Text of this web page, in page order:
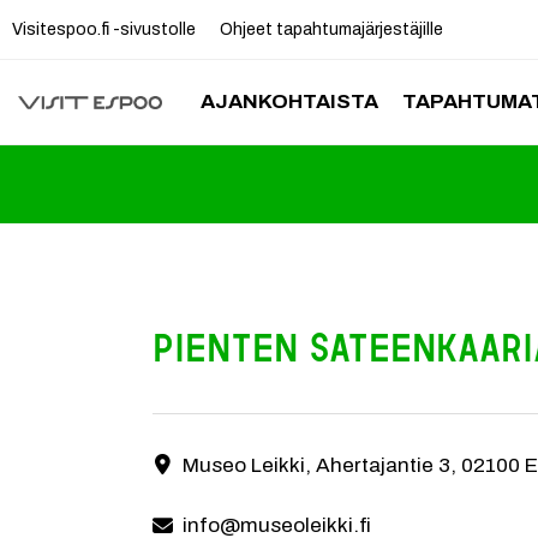
Visitespoo.fi -sivustolle Ohjeet tapahtumajärjestäjille
AJANKOHTAISTA
Pienten
Museo Leikin kesäkuun Pienten aamussa
Yhteystiedot
Museo Leikki, Ahertajantie 3, 02100
info@museoleikki.fi